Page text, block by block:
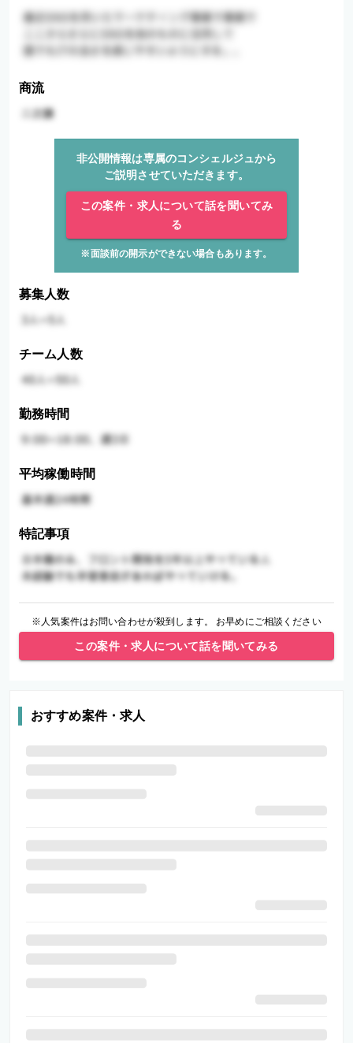
商流
非公開情報は専属のコンシェルジュから
ご説明させていただきます。
この案件・求人について話を聞いてみ
る
※面談前の開示ができない場合もあります。
募集人数
チーム人数
勤務時間
平均稼働時間
特記事項
※人気案件はお問い合わせが殺到します。 お早めにご相談ください
この案件・求人について話を聞いてみる
おすすめ案件・求人